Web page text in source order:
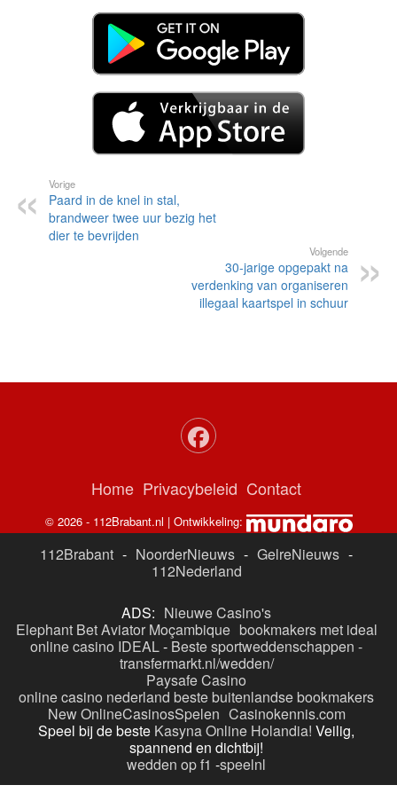
Vorige
Paard in de knel in stal,
brandweer twee uur bezig het
dier te bevrijden
Volgende
30-jarige opgepakt na
verdenking van organiseren
illegaal kaartspel in schuur
Home Privacybeleid Contact
© 2026 - 112Brabant.nl | Ontwikkeling:
112Brabant - NoorderNieuws - GelreNieuws -
112Nederland
ADS: Nieuwe Casino's
Elephant Bet Aviator Moçambique bookmakers met ideal
online casino IDEAL- Beste sportweddenschappen -
transfermarkt.nl/wedden/
Paysafe Casino
online casino nederland beste buitenlandse bookmakers
New OnlineCasinosSpelen Casinokennis.com
Speel bij de beste Kasyna Online Holandia! Veilig,
spannend en dichtbij!
wedden op f1 -speelnl